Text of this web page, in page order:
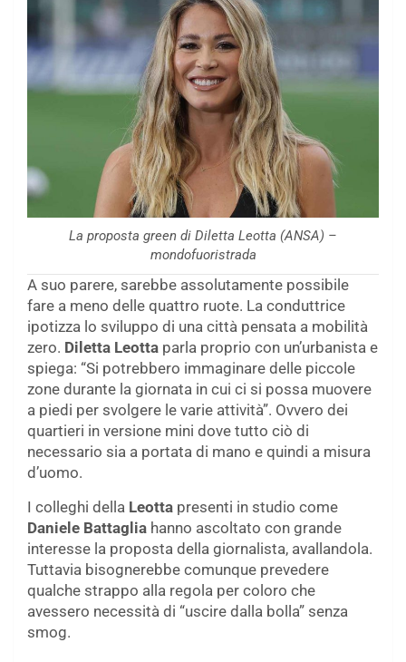
La proposta green di Diletta Leotta (ANSA) –
mondofuoristrada
A suo parere, sarebbe assolutamente possibile
fare a meno delle quattro ruote. La conduttrice
ipotizza lo sviluppo di una città pensata a mobilità
zero. Diletta Leotta parla proprio con un’urbanista e
spiega: “Si potrebbero immaginare delle piccole
zone durante la giornata in cui ci si possa muovere
a piedi per svolgere le varie attività”. Ovvero dei
quartieri in versione mini dove tutto ciò di
necessario sia a portata di mano e quindi a misura
d’uomo.
I colleghi della Leotta presenti in studio come
Daniele Battaglia hanno ascoltato con grande
interesse la proposta della giornalista, avallandola.
Tuttavia bisognerebbe comunque prevedere
qualche strappo alla regola per coloro che
avessero necessità di “uscire dalla bolla” senza
smog.